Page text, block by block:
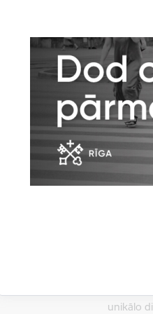
domas
Par
Jānis
(tagad
meistara
Ja
unikālo